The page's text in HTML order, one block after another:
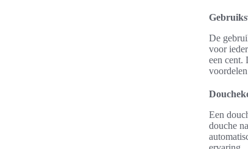
De
voor
een cent.
Een
douche